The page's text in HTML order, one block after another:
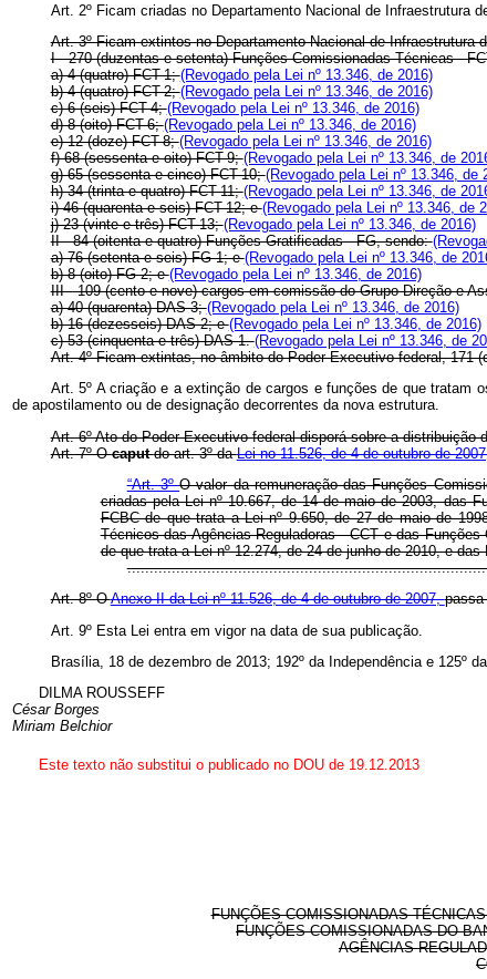
Art. 2º Ficam criadas no Departamento Nacional de Infraestrutura
Art. 3º Ficam extintos no Departamento Nacional de Infraestrutura
I - 270 (duzentas e setenta) Funções Comissionadas Técnicas -
a) 4 (quatro) FCT-1;(Revogado pela Lei nº 13.346, de 2016)
b) 4 (quatro) FCT-2;(Revogado pela Lei nº 13.346, de 2016)
c) 6 (seis) FCT-4;(Revogado pela Lei nº 13.346, de 2016)
d) 8 (oito) FCT-6;(Revogado pela Lei nº 13.346, de 2016)
e) 12 (doze) FCT-8;(Revogado pela Lei nº 13.346, de 2016)
f) 68 (sessenta e oito) FCT-9;(Revogado pela Lei nº 13.346, de
g) 65 (sessenta e cinco) FCT-10;(Revogado pela Lei nº 13.346, de
h) 34 (trinta e quatro) FCT-11;(Revogado pela Lei nº 13.346, de
i) 46 (quarenta e seis) FCT-12; e(Revogado pela Lei nº 13.346, de
j) 23 (vinte e três) FCT-13;(Revogado pela Lei nº 13.346, de 2016)
II - 84 (oitenta e quatro) Funções Gratificadas - FG, sendo:
a) 76 (setenta e seis) FG-1; e(Revogado pela Lei nº 13.346, de
b) 8 (oito) FG-2; e(Revogado pela Lei nº 13.346, de 2016)
III - 109 (cento e nove) cargos em comissão do Grupo-Direção e
a) 40 (quarenta) DAS-3;(Revogado pela Lei nº 13.346, de 2016)
b) 16 (dezesseis) DAS-2; e(Revogado pela Lei nº 13.346, de 2016)
c) 53 (cinquenta e três) DAS-1.(Revogado pela Lei nº 13.346, de
Art. 4º Ficam extintas, no âmbito do Poder Executivo federal, 171
Art. 5º A criação e a extinção de cargos e funções de que tratam
de apostilamento ou de designação decorrentes da nova estrutura.
Art. 6º Ato do Poder Executivo federal disporá sobre a
Art. 7º Ocaputdo art. 3º daLei no 11.526, de 4 de outubro de
“Art. 3ºO valor da remuneração das Funções
criadas pela Lei nº 10.667, de 14 de maio de 2003, das
FCBC de que trata a Lei nº 9.650, de 27 de maio de
Técnicos das Agências Reguladoras - CCT e das
de que trata a Lei nº 12.274, de 24 de junho de 2010, e
Art. 8º OAnexo II da Lei nº 11.526, de 4 de outubro de 2007,
Art. 9º Esta Lei entra em vigor na data de sua publicação.
Brasília, 18 de dezembro de 2013; 192º da Independência e 125º
DILMA ROUSSEFF
César Borges
Miriam Belchior
Este texto não substitui o publicado no DOU de 19.12.2013
FUNÇÕES COMISSIONADAS
FUNÇÕES COMISSIONADAS DO
AGÊNCIAS